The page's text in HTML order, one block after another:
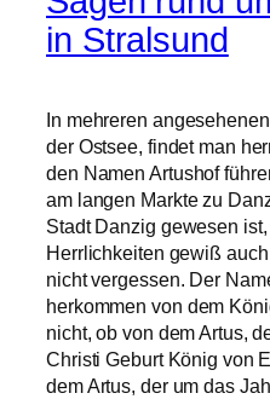
in Stralsund
In mehreren
der Ostsee, findet man
den Namen Artushof
am langen Markte zu
Stadt Danzig gewesen
Herrlichkeiten gewiß
nicht vergessen. Der
herkommen von dem
nicht, ob von dem Artus,
Christi Geburt König von
dem Artus, der um das